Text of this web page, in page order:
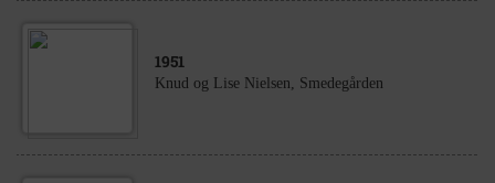
1951
Knud og Lise Nielsen, Smedegården